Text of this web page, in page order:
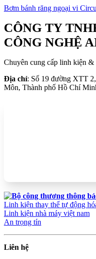
Bơm bánh răng ngoại vi
CÔNG TY
CÔNG NGHỆ
Chuyên cung cấp linh kiện
Địa chỉ: Số 19 đường XTT
Môn, Thành phố Hồ Chí
Linh kiện thay thế tự động
Linh kiện nhà máy việt nam
An trọng tín
Liên hệ